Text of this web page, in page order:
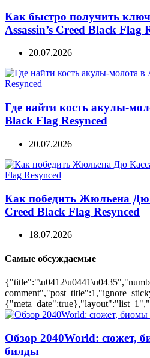
Как быстро получить
Assassin’s Creed Black Flag
20.07.2026
Где найти кость акулы-
Black Flag Resynced
20.07.2026
Как победить Жюльена Дю
Creed Black Flag Resynced
18.07.2026
Самые обсуждаемые
Обзор 2040World: сюжет,
билды